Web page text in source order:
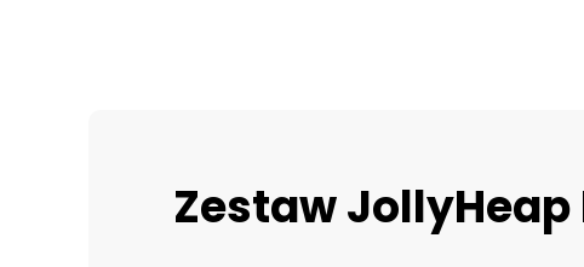
Zestaw JollyHeap